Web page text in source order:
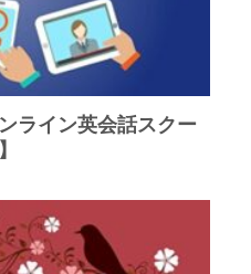
ライン英会話スクー